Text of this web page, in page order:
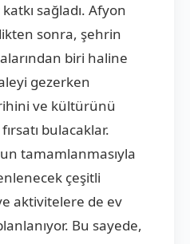
sağladı. Afyon
sonra, şehrin
biri haline
gezerken
ve kültürünü
bulacaklar.
tamamlanmasıyla
çeşitli
aktivitelere de ev
Bu sayede,